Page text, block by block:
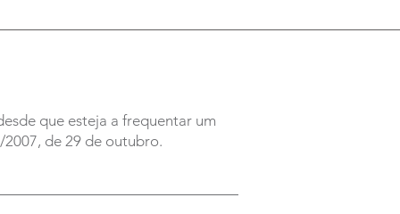
que esteja a frequentar um
de 29 de outubro.